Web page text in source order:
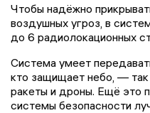
Чтобы надёжно
воздушных угроз, в
до 6 радиолокационных
Система умеет
кто защищает небо, —
ракеты и дроны. Ещё это
системы безопасности